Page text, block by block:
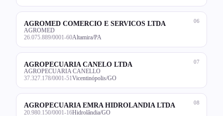
06
AGROMED COMERCIO E SERVICOS LTDA
AGROMED
26.075.889/0001-60Altamira/PA
07
AGROPECUARIA CANELO LTDA
AGROPECUARIA CANELLO
37.327.178/0001-51 Vicentinópolis/GO
08
AGROPECUARIA EMRA HIDROLANDIA LTDA
20.980.150/0001-16Hidrolândia/GO